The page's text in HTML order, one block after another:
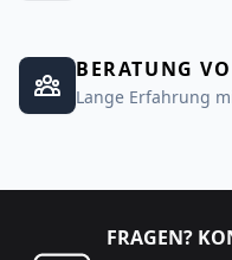
BERATUNG
Lange Erfahrung
FRAGEN?